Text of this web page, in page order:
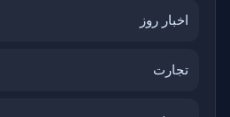
اخبار روز
تجارت